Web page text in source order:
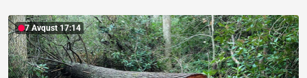
7 Avqust 17:14